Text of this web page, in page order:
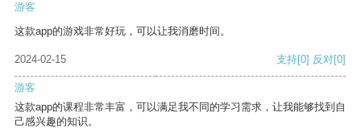
游客
这款app的游戏非常好玩，可以让我消磨时间。
2024-02-15 支持[0] 反对[0]
游客
这款app的课程非常丰富，可以满足我不同的学习需求，让我能够找到自
己感兴趣的知识。